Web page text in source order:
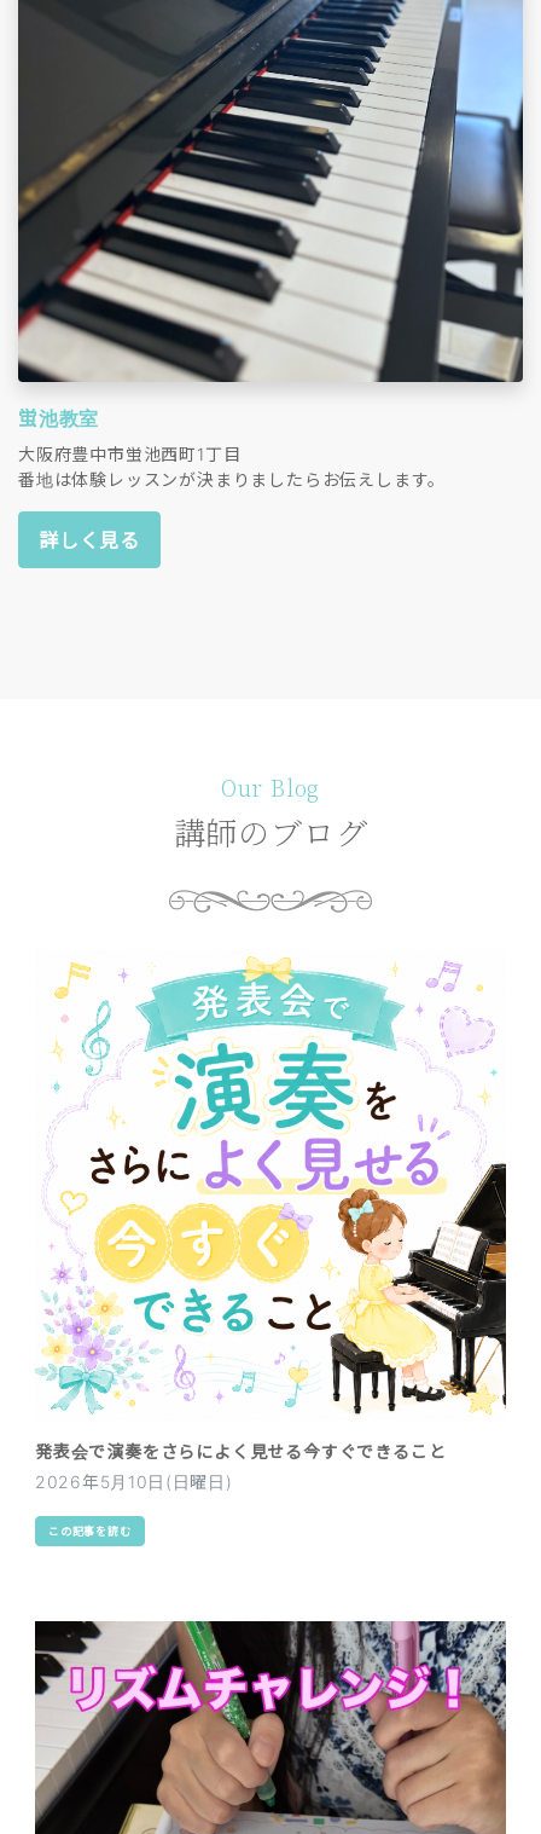
蛍池教室
大阪府豊中市蛍池西町1丁目
番地は体験レッスンが決まりましたらお伝えします。
詳しく見る
Our Blog
講師のブログ
発表会で演奏をさらによく見せる今すぐできること
2026年5月10日(日曜日)
この記事を読む